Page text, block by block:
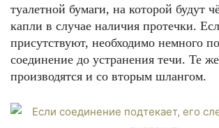
туалетной бумаги, на которой будут
капли в случае наличия протечки.
присутствуют, необходимо немного
соединение до устранения течи. Те
производятся и со вторым шлангом.